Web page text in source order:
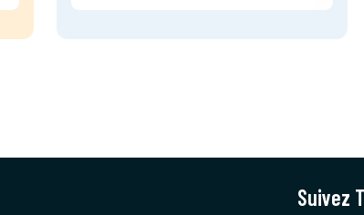
Suivez